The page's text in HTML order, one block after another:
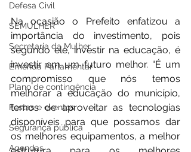
Defesa Civil
SEMULHER
Secretaria da Mulher
Emenda Parlamentar
Plano de contingência
Festas e eventos
Segurança pública
Agendas
Na ocasião o Prefeito enfatizou a
importância do investimento, pois
segundo ele, investir na educação, é
investir em um futuro melhor. “É um
compromisso que nós temos
melhorar a educação do município,
temos de aproveitar as tecnologias
disponíveis para que possamos dar
os melhores equipamentos, a melhor